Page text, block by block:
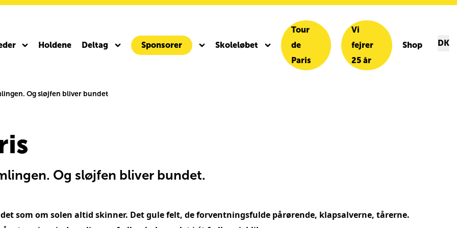
Holdene Deltag Sponsorer Skoleløbet
Tour
de
Paris
Vi
fejrer
25 år
Shop DK
Og sløjfen bliver bundet
Og sløjfen bliver bundet.
som om solen altid skinner. Det gule felt, de forventningsfulde pårørende, klapsalverne, tårerne.